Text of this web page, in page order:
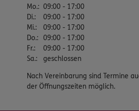
Mo.: 09:00 - 17:00
Di.:
09:00 - 17:00
Mi.:
09:00 - 17:00
Do.: 09:00 - 17:00
Fr.:
09:00 - 17:00
Sa.: geschlossen
Nach Vereinbarung sind Termine
der Öffnungszeiten möglich.